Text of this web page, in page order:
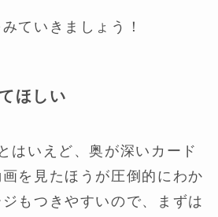
ていきましょう！
ほしい
はいえど、奥が深いカード
を見たほうが圧倒的にわか
もつきやすいので、まずは